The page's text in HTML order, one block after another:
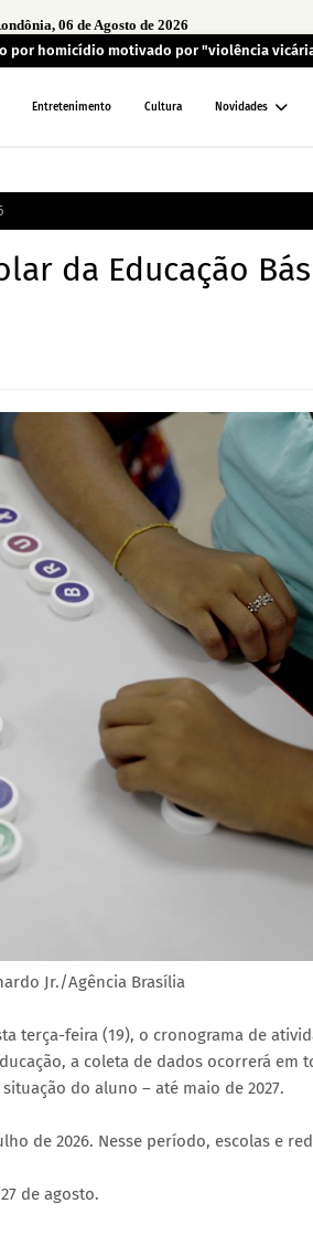
06 de Agosto de 2026
por homicídio motivado por "violência
Entretenimento Cultura Novidades
da Educação
Jr./Agência Brasília
terça-feira (19), o cronograma de
a coleta de dados ocorrerá em
do aluno – até maio de 2027.
de 2026. Nesse período, escolas e
de agosto.